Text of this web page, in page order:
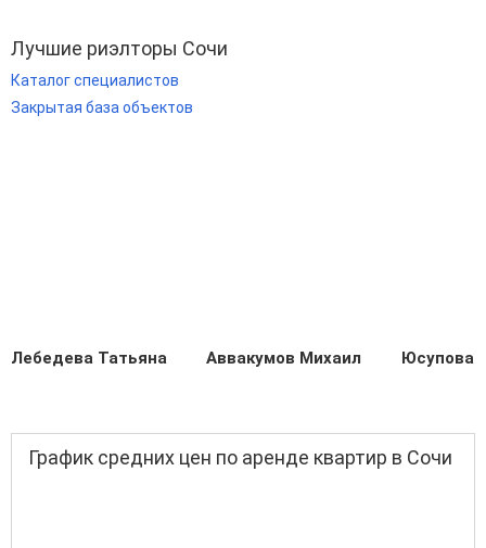
Лучшие риэлторы Сочи
Каталог специалистов
Закрытая база объектов
Лебедева Татьяна Аввакумов Михаил Юсупова
График средних цен по аренде квартир в Сочи